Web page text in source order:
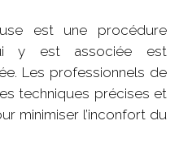
est une procédure
y est associée est
Les professionnels de
techniques précises et
minimiser l’inconfort du